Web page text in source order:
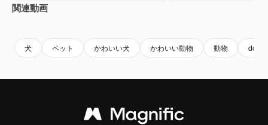
関連動画
犬 ペット かわいい犬 かわいい動物 動物 dog